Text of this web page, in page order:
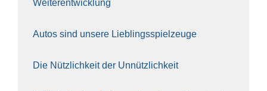
Wei­ter­ent­wick­lung
Autos sind unse­re Lieb­lings­spiel­zeu­ge
Die Nütz­lich­keit der Unnütz­lich­keit